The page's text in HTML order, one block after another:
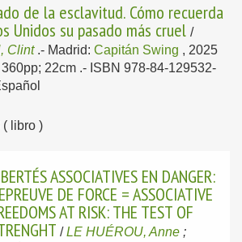
de la esclavitud. Cómo recuerda
Unidos su pasado más cruel /
Clint .- Madrid: Capitán Swing , 2025
360pp; 22cm .- ISBN 978-84-129532-
( libro )
ASSOCIATIVES EN DANGER:
DE FORCE = ASSOCIATIVE
AT RISK: THE TEST OF
/LE HUÉROU, Anne ;